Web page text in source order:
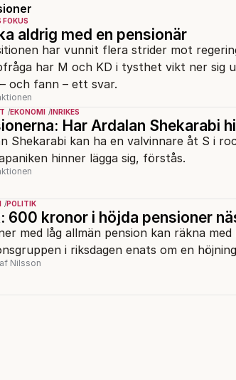
FOKUS
aldrig med en pensionär
har vunnit flera strider mot
har M och KD i tysthet vikt ner sig
och fann – ett svar.
EKONOMI INRIKES
Har Ardalan Shekarabi
Shekarabi kan ha en valvinnare åt S i
hinner lägga sig, förstås.
POLITIK
600 kronor i höjda pensioner
med låg allmän pension kan räkna
i riksdagen enats om en
Nilsson